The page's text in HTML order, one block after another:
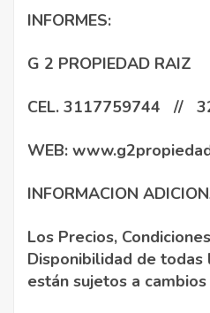
INFORMES:
G 2 PROPIEDAD RAIZ
CEL. 3117759744 //
WEB:
INFORMACION
Los Precios,
Disponibilidad de todas
están sujetos a